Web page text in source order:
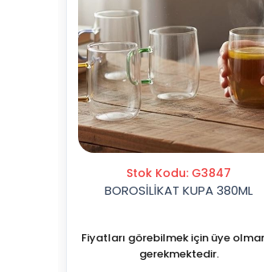
Stok Kodu: G3847
BOROSİLİKAT KUPA 380ML
Fiyatları görebilmek için üye
gerekmektedir.